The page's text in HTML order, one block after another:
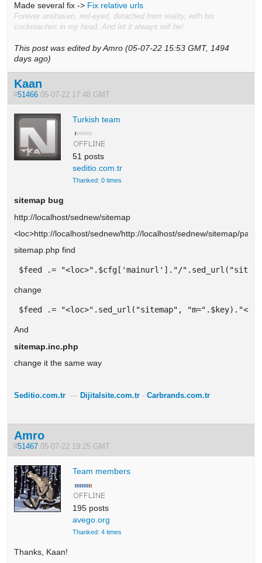
Made several fix -> Fix relative urls
Forever unshaven, red-eyed, detached from reality, with his
cockroaches in my head. And let it always will be!
This post was edited by Amro (05-07-22 15:53 GMT, 1494
days ago)
Kaan
#51466 05-07-22 17:48 GMT
Turkish team
51 posts
seditio.com.tr
Thanked: 0 times
sitemap bug
http://localhost/sednew/sitemap
<loc>http://localhost/sednew/http://localhost/sednew/sitemap/
sitemap.php find
$feed .= "<loc>".$cfg['mainurl']."/
change
$feed .= "<loc>".sed_url("sitemap", "m=".$key)."</
And
sitemap.inc.php
change it the same way
Seditio.com.tr — Dijitalsite.com.tr -Carbrands.com.tr
Amro
#51467 05-07-22 19:25 GMT
Team members
195 posts
avego.org
Thanked: 4 times
Thanks, Kaan!